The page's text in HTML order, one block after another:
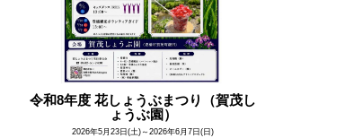
令和8年度 花しょうぶまつり（賀茂し
ょうぶ園）
2026年5月23日(土)～2026年6月7日(日)